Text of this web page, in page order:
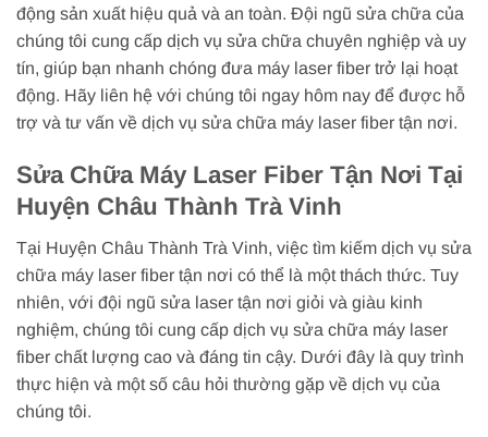
động sản xuất hiệu quả và an toàn. Đội ngũ sửa chữa của
chúng tôi cung cấp dịch vụ sửa chữa chuyên nghiệp và uy
tín, giúp bạn nhanh chóng đưa máy laser fiber trở lại hoạt
động. Hãy liên hệ với chúng tôi ngay hôm nay để được hỗ
trợ và tư vấn về dịch vụ sửa chữa máy laser fiber tận nơi.
Sửa Chữa Máy Laser Fiber Tận Nơi Tại
Huyện Châu Thành Trà Vinh
Tại Huyện Châu Thành Trà Vinh, việc tìm kiếm dịch vụ sửa
chữa máy laser fiber tận nơi có thể là một thách thức. Tuy
nhiên, với đội ngũ sửa laser tận nơi giỏi và giàu kinh
nghiệm, chúng tôi cung cấp dịch vụ sửa chữa máy laser
fiber chất lượng cao và đáng tin cậy. Dưới đây là quy trình
thực hiện và một số câu hỏi thường gặp về dịch vụ của
chúng tôi.